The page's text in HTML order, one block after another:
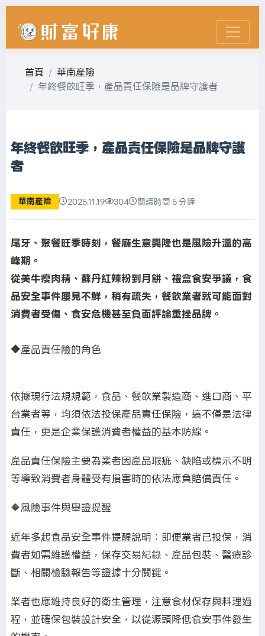
首頁
華南產險
年終餐飲旺季，產品責任保險是品牌守護者
年終餐飲旺季，產品責任保險是品牌守護
者
華南產險 2025.11.19 304 閱讀時間 5 分鐘
尾牙、聚餐旺季時刻，餐廳生意興隆也是風險升溫的高
峰期。
從美牛瘦肉精、蘇丹紅辣粉到月餅、禮盒食安爭議，食
品安全事件屢見不鮮，稍有疏失，餐飲業者就可能面對
消費者受傷、食安危機甚至負面評論重挫品牌。
🔶產品責任險的角色
依據現行法規規範，食品、餐飲業製造商、進口商、平
台業者等，均須依法投保產品責任保險，這不僅是法律
責任，更是企業保護消費者權益的基本防線。
產品責任保險主要為業者因產品瑕疵、缺陷或標示不明
等導致消費者身體受有損害時的依法應負賠償責任。
🔶風險事件與舉證提醒
近年多起食品安全事件提醒說明：即便業者已投保，消
費者如需維護權益，保存交易紀錄、產品包裝、醫療診
斷、相關檢驗報告等證據十分關鍵。
業者也應維持良好的衛生管理，注意食材保存與料理過
程，並確保包裝設計安全，以從源頭降低食安事件發生